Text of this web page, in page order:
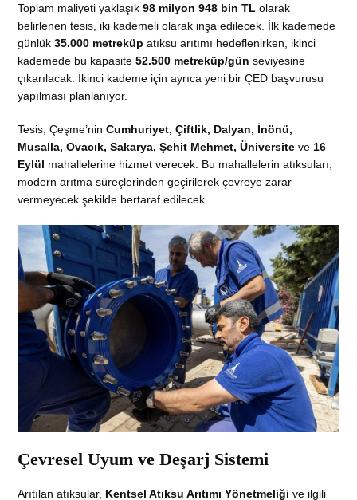
Toplam maliyeti yaklaşık98 milyon 948 bin TL olarak
belirlenen tesis, iki kademeli olarak inşa edilecek. İlk kademede
günlük35.000 metreküp atıksu arıtımı hedeflenirken, ikinci
kademede bu kapasite52.500 metreküp/gün seviyesine
çıkarılacak. İkinci kademe için ayrıca yeni bir ÇED başvurusu
yapılması planlanıyor.
Tesis, Çeşme’ninCumhuriyet, Çiftlik, Dalyan, İnönü,
Musalla, Ovacık, Sakarya, Şehit Mehmet, Üniversite ve 16
Eylül mahallelerine hizmet verecek. Bu mahallelerin atıksuları,
modern arıtma süreçlerinden geçirilerek çevreye zarar
vermeyecek şekilde bertaraf edilecek.
Çevresel Uyum ve Deşarj Sistemi
Arıtılan atıksular, Kentsel Atıksu Arıtımı Yönetmeliği ve ilgili